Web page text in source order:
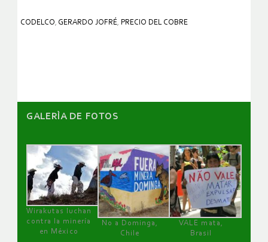
CODELCO, GERARDO JOFRÉ, PRECIO DEL COBRE
GALERÌA DE FOTOS
Wirakutas luchan
contra la minería
en México
No a Dominga,
Chile
VALE mata,
Brasil